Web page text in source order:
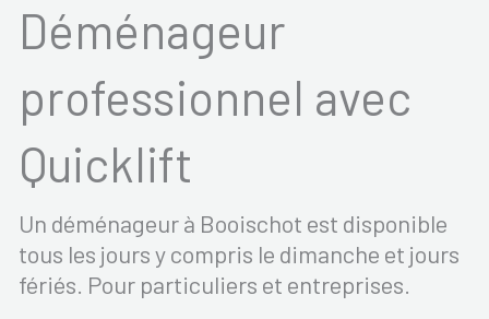
Déménageur
professionnel avec
Quicklift
Un déménageur à Booischot est disponible
tous les jours y compris le dimanche et jours
fériés. Pour particuliers et entreprises.